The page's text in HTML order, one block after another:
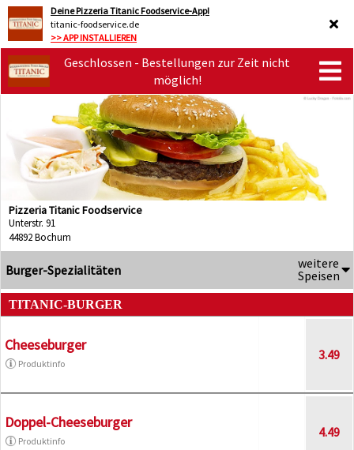
Deine Pizzeria Titanic Foodservice-App!
titanic-foodservice.de
>> APP INSTALLIEREN
Geschlossen - Bestellungen zur Zeit nicht
möglich!
Pizzeria Titanic Foodservice
Unterstr. 91
44892 Bochum
Burger-Spezialitäten
weitere
Speisen
TITANIC-BURGER
Cheeseburger
Produktinfo
3.49
Doppel-Cheeseburger
Produktinfo
4.49